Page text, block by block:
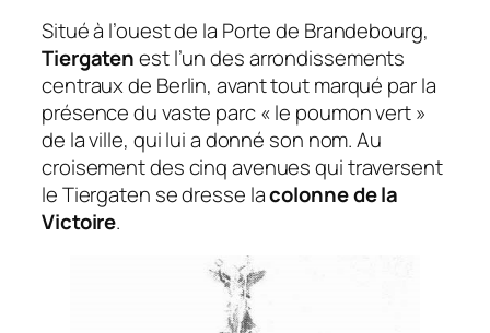
Situé à l’ouest de la Porte de Brandebourg,
Tiergatenest l’un des arrondissements
centraux de Berlin, avant tout marqué par la
présence du vaste parc « le poumon vert »
de la ville, qui lui a donné son nom. Au
croisement des cinq avenues qui traversent
le Tiergaten se dresse lacolonne de la
Victoire.